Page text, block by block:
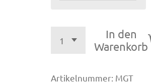
In den
Warenkorb
Artikelnummer: MGT